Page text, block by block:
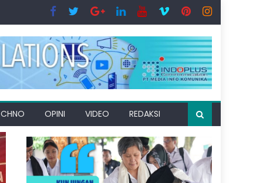
OPINI VIDEO REDAKSI